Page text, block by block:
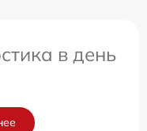
в день